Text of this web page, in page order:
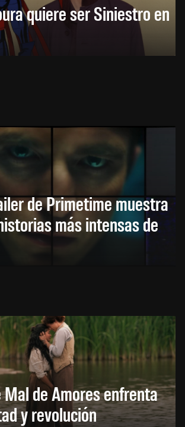
quiere ser Siniestro en
de Primetime muestra
más intensas de
de Amores enfrenta
y revolución